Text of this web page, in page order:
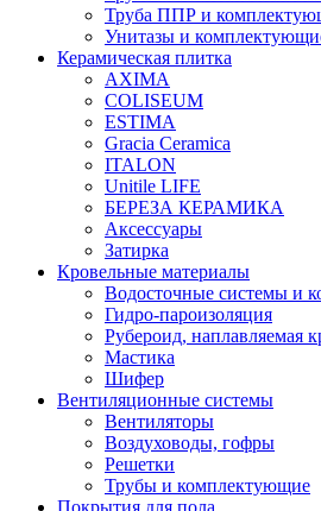
Труба ППР и
Унитазы и
Керамическая плитка
AXIMA
COLISEUM
ESTIMA
Gracia Ceramica
ITALON
Unitile LIFE
БЕРЕЗА КЕРАМИКА
Аксессуары
Затирка
Кровельные материалы
Водосточные системы и
Гидро-пароизоляция
Рубероид, наплавляемая
Мастика
Шифер
Вентиляционные системы
Вентиляторы
Воздуховоды, гофры
Решетки
Трубы и комплектующие
Покрытия для пола